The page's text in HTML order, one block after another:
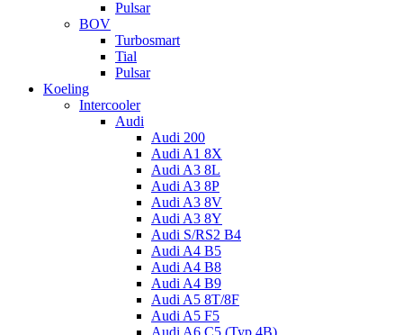
Pulsar
BOV
Turbosmart
Tial
Pulsar
Koeling
Intercooler
Audi
Audi 200
Audi A1 8X
Audi A3 8L
Audi A3 8P
Audi A3 8V
Audi A3 8Y
Audi S/RS2 B4
Audi A4 B5
Audi A4 B8
Audi A4 B9
Audi A5 8T/8F
Audi A5 F5
Audi A6 C5 (Typ 4B)